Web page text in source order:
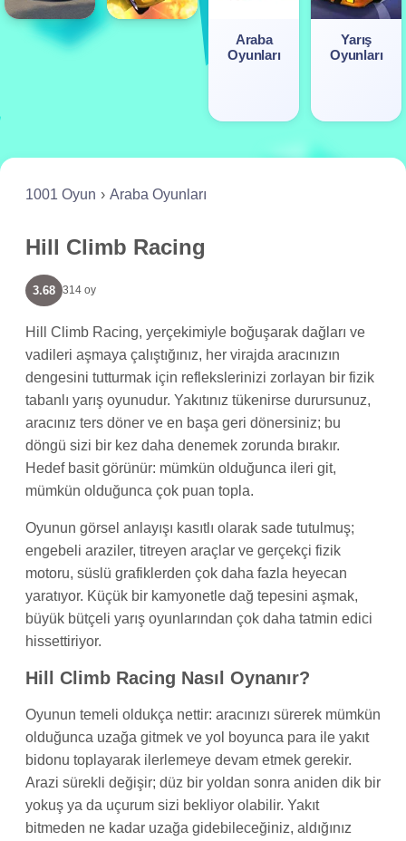
Araba
Oyunları
Yarış
Oyunları
1001 Oyun Araba Oyunları
Hill Climb Racing
3.68 314 oy
Hill Climb Racing, yerçekimiyle boğuşarak dağları ve
vadileri aşmaya çalıştığınız, her virajda aracınızın
dengesini tutturmak için reflekslerinizi zorlayan bir fizik
tabanlı yarış oyunudur. Yakıtınız tükenirse durursunuz,
aracınız ters döner ve en başa geri dönersiniz; bu
döngü sizi bir kez daha denemek zorunda bırakır.
Hedef basit görünür: mümkün olduğunca ileri git,
mümkün olduğunca çok puan topla.
Oyunun görsel anlayışı kasıtlı olarak sade tutulmuş;
engebeli araziler, titreyen araçlar ve gerçekçi fizik
motoru, süslü grafiklerden çok daha fazla heyecan
yaratıyor. Küçük bir kamyonetle dağ tepesini aşmak,
büyük bütçeli yarış oyunlarından çok daha tatmin edici
hissettiriyor.
Hill Climb Racing Nasıl Oynanır?
Oyunun temeli oldukça nettir: aracınızı sürerek mümkün
olduğunca uzağa gitmek ve yol boyunca para ile yakıt
bidonu toplayarak ilerlemeye devam etmek gerekir.
Arazi sürekli değişir; düz bir yoldan sonra aniden dik bir
yokuş ya da uçurum sizi bekliyor olabilir. Yakıt
bitmeden ne kadar uzağa gidebileceğiniz, aldığınız